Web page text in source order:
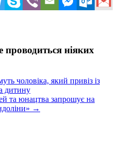
проводиться ніяких
чоловіка, який привіз із
дитину
та юнацтва запрошує на
→